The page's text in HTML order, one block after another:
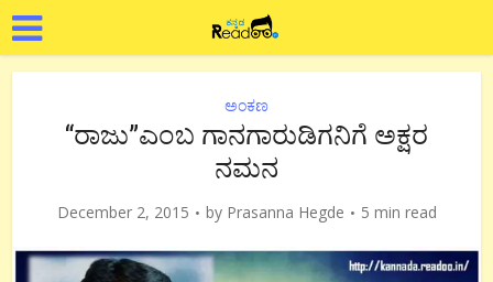
ಅಂಕಣ
“ರಾಜು”ಎಂಬ ಗಾನಗಾರುಡಿಗನಿಗೆ ಅಕ್ಷರ
ನಮನ
December 2, 2015 by Prasanna Hegde 5 min read